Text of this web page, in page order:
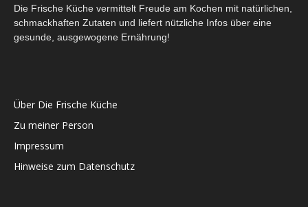
Die Frische Küche vermittelt Freude am Kochen mit natürlichen,
schmackhaften Zutaten und liefert nützliche Infos über eine
gesunde, ausgewogene Ernährung!
Über Die Frische Küche
Zu meiner Person
Impressum
Hinweise zum Datenschutz